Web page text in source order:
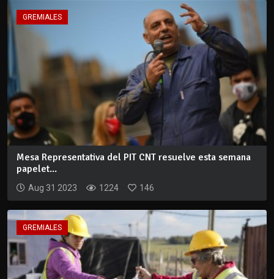
GREMIALES
Mesa Representativa del PIT CNT resuelve esta semana
papelet...
Aug 31 2023 1224 146
GREMIALES